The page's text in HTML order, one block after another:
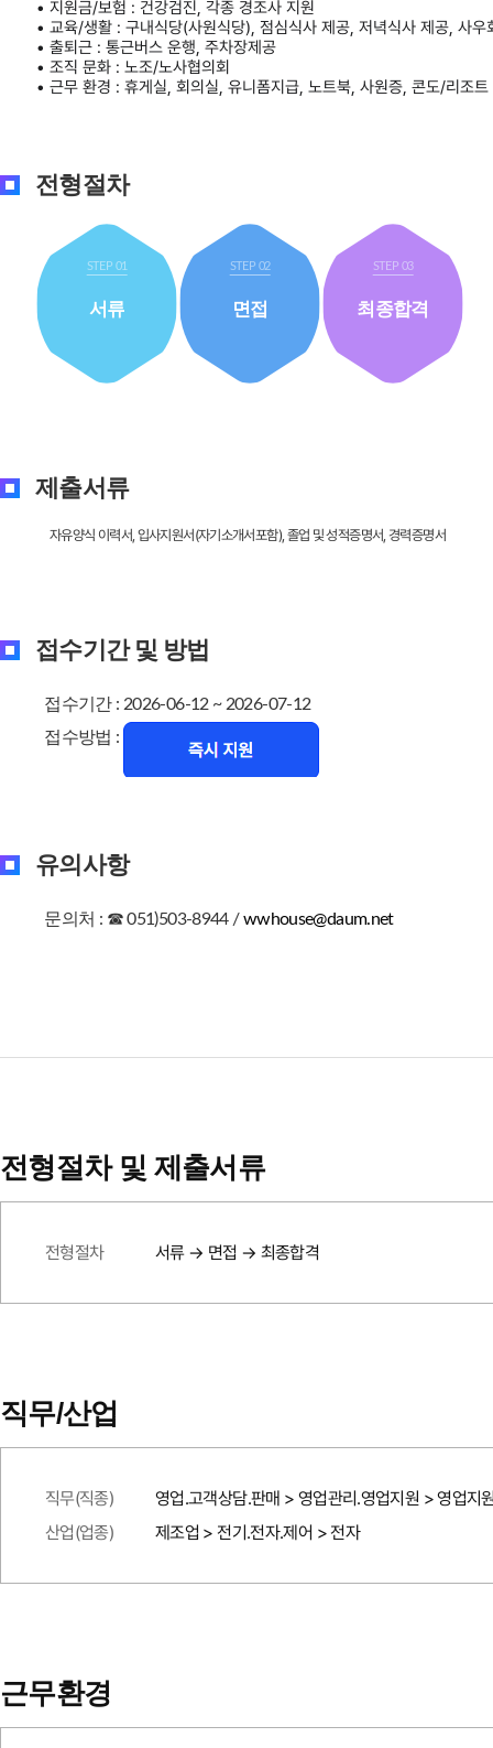
• 지원금/보험 : 건강검진, 각종 경조사 지원
• 교육/생활 : 구내식당(사원식당), 점심식사 제공, 저녁식사 제공, 사우
• 출퇴근 : 통근버스 운행, 주차장제공
• 조직 문화 : 노조/노사협의회
• 근무 환경 : 휴게실, 회의실, 유니폼지급, 노트북, 사원증, 콘도/리조트
전형절차
서류 면접 최종합격
제출서류
자유양식 이력서, 입사지원서(자기소개서포함), 졸업 및 성적증명서, 경력증명서
접수기간 및 방법
접수기간 : 2026-06-12 ~ 2026-07-12
접수방법 :
유의사항
문의처 : ☎ 051)503-8944 /wwhouse@daum.net
전형절차 및 제출서류
전형절차 서류 → 면접 → 최종합격
직무/산업
직무(직종)
영업.고객상담.판매 > 영업관리.영업지원 > 영업지
산업(업종)
제조업 > 전기.전자.제어 > 전자
근무환경